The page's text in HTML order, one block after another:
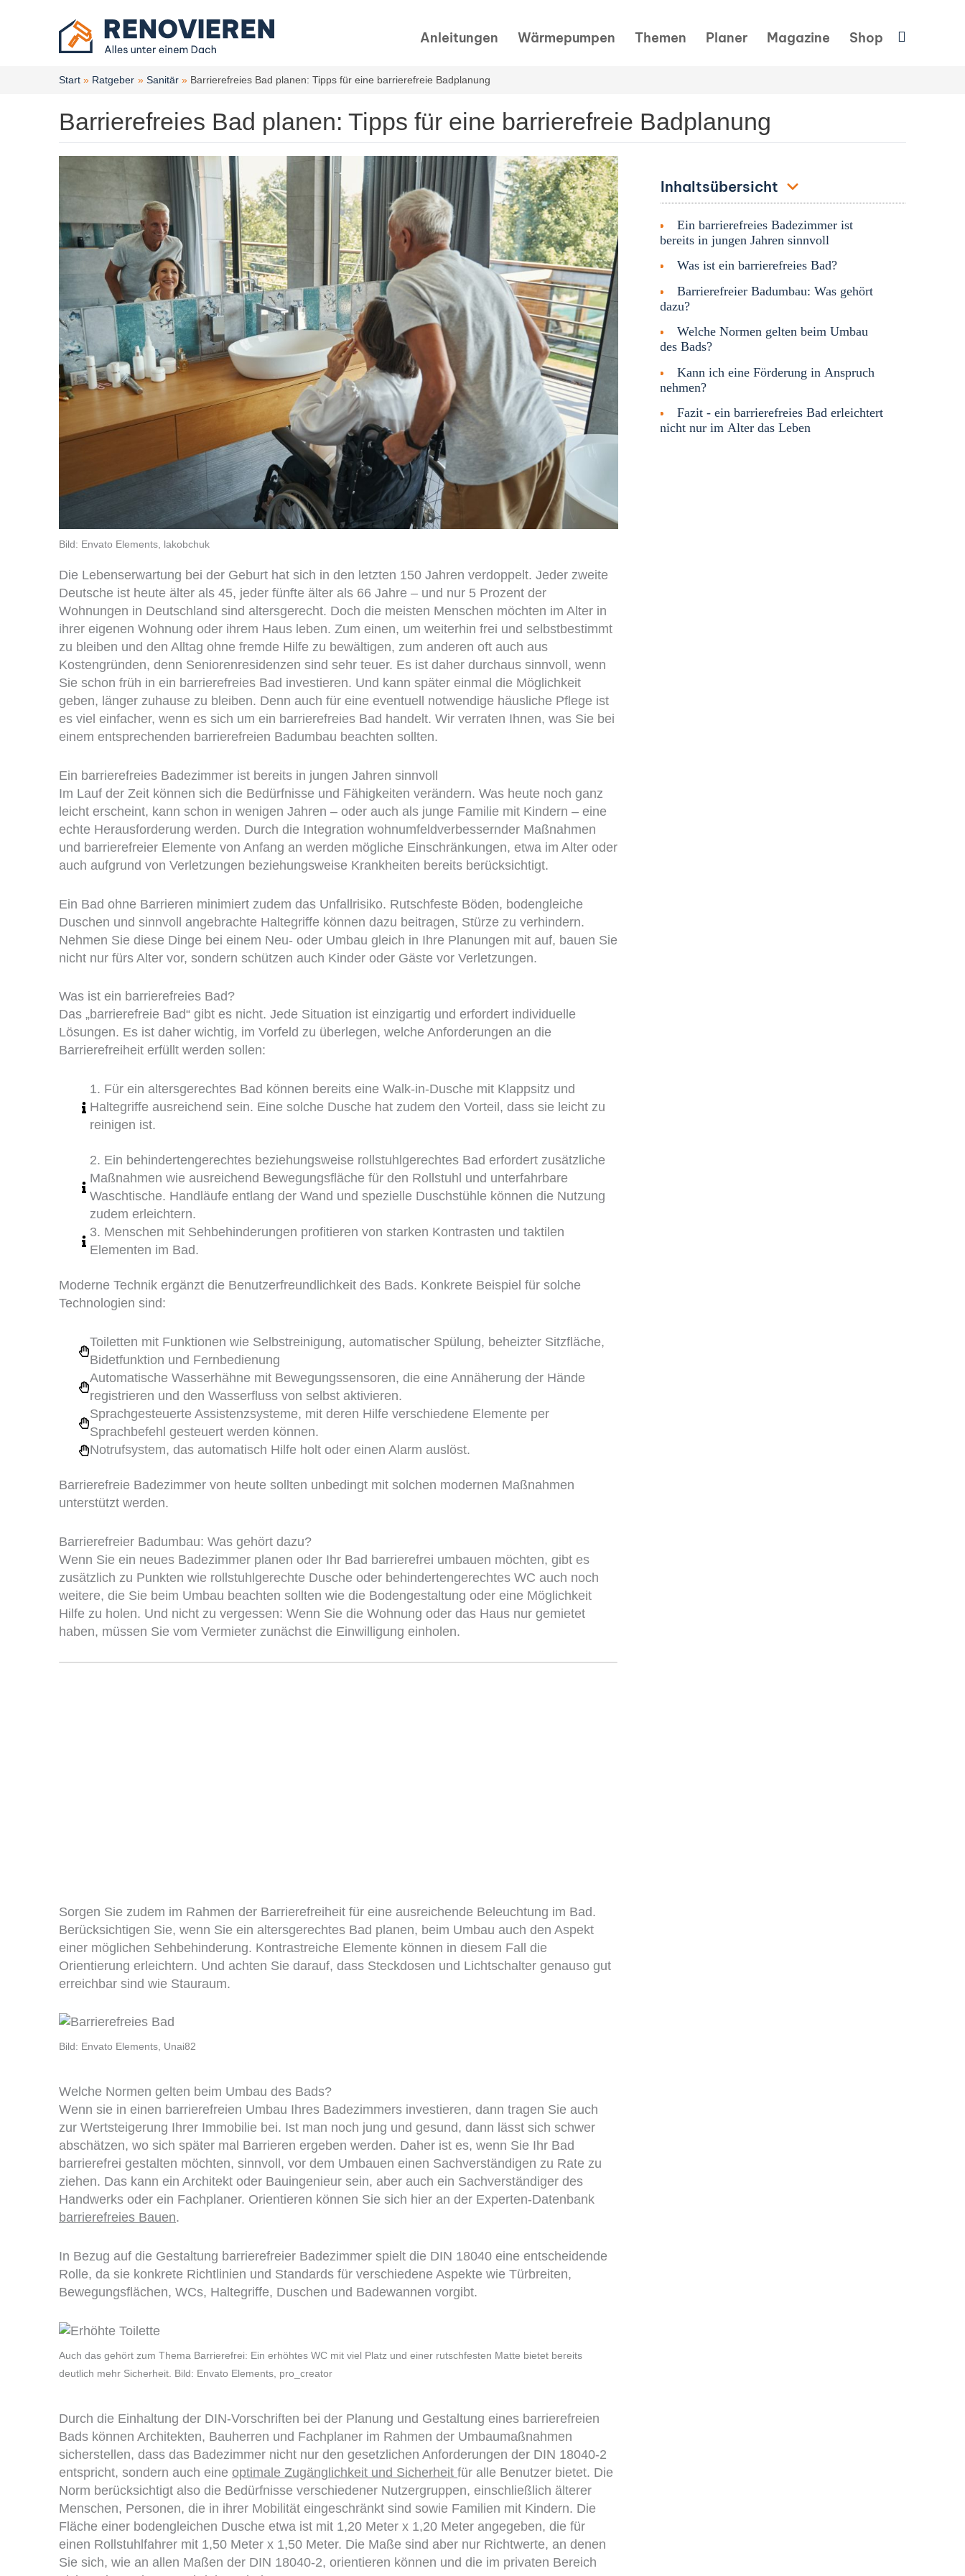
Anleitungen Wärmepumpen Themen Planer Magazine Shop Suchen
Start Ratgeber Sanitär Barrierefreies Bad planen: Tipps für eine barrierefreie Badplanung
Barrierefreies Bad planen: Tipps für eine barrierefreie Badplanung
Bild: Envato Elements, lakobchuk
Die Lebenserwartung bei der Geburt hat sich in den letzten 150 Jahren verdoppelt. Jeder zweite
Deutsche ist heute älter als 45, jeder fünfte älter als 66 Jahre – und nur 5 Prozent der
Wohnungen in Deutschland sind altersgerecht. Doch die meisten Menschen möchten im Alter in
ihrer eigenen Wohnung oder ihrem Haus leben. Zum einen, um weiterhin frei und selbstbestimmt
zu bleiben und den Alltag ohne fremde Hilfe zu bewältigen, zum anderen oft auch aus
Kostengründen, denn Seniorenresidenzen sind sehr teuer. Es ist daher durchaus sinnvoll, wenn
Sie schon früh in ein barrierefreies Bad investieren. Und kann später einmal die Möglichkeit
geben, länger zuhause zu bleiben. Denn auch für eine eventuell notwendige häusliche Pflege ist
es viel einfacher, wenn es sich um ein barrierefreies Bad handelt. Wir verraten Ihnen, was Sie bei
einem entsprechenden barrierefreien Badumbau beachten sollten.
Ein barrierefreies Badezimmer ist bereits in jungen Jahren sinnvoll
Im Lauf der Zeit können sich die Bedürfnisse und Fähigkeiten verändern. Was heute noch ganz
leicht erscheint, kann schon in wenigen Jahren – oder auch als junge Familie mit Kindern – eine
echte Herausforderung werden. Durch die Integration wohnumfeldverbessernder Maßnahmen
und barrierefreier Elemente von Anfang an werden mögliche Einschränkungen, etwa im Alter oder
auch aufgrund von Verletzungen beziehungsweise Krankheiten bereits berücksichtigt.
Ein Bad ohne Barrieren minimiert zudem das Unfallrisiko. Rutschfeste Böden, bodengleiche
Duschen und sinnvoll angebrachte Haltegriffe können dazu beitragen, Stürze zu verhindern.
Nehmen Sie diese Dinge bei einem Neu- oder Umbau gleich in Ihre Planungen mit auf, bauen Sie
nicht nur fürs Alter vor, sondern schützen auch Kinder oder Gäste vor Verletzungen.
Was ist ein barrierefreies Bad?
Das „barrierefreie Bad“ gibt es nicht. Jede Situation ist einzigartig und erfordert individuelle
Lösungen. Es ist daher wichtig, im Vorfeld zu überlegen, welche Anforderungen an die
Barrierefreiheit erfüllt werden sollen:
1. Für ein altersgerechtes Bad können bereits eine Walk-in-Dusche mit Klappsitz und
Haltegriffe ausreichend sein. Eine solche Dusche hat zudem den Vorteil, dass sie leicht zu
reinigen ist.
2. Ein behindertengerechtes beziehungsweise rollstuhlgerechtes Bad erfordert zusätzliche
Maßnahmen wie ausreichend Bewegungsfläche für den Rollstuhl und unterfahrbare
Waschtische. Handläufe entlang der Wand und spezielle Duschstühle können die Nutzung
zudem erleichtern.
3. Menschen mit Sehbehinderungen profitieren von starken Kontrasten und taktilen
Elementen im Bad.
Moderne Technik ergänzt die Benutzerfreundlichkeit des Bads. Konkrete Beispiel für solche
Technologien sind:
Toiletten mit Funktionen wie Selbstreinigung, automatischer Spülung, beheizter Sitzfläche,
Bidetfunktion und Fernbedienung
Automatische Wasserhähne mit Bewegungssensoren, die eine Annäherung der Hände
registrieren und den Wasserfluss von selbst aktivieren.
Sprachgesteuerte Assistenzsysteme, mit deren Hilfe verschiedene Elemente per
Sprachbefehl gesteuert werden können.
Notrufsystem, das automatisch Hilfe holt oder einen Alarm auslöst.
Barrierefreie Badezimmer von heute sollten unbedingt mit solchen modernen Maßnahmen
unterstützt werden.
Barrierefreier Badumbau: Was gehört dazu?
Wenn Sie ein neues Badezimmer planen oder Ihr Bad barrierefrei umbauen möchten, gibt es
zusätzlich zu Punkten wie rollstuhlgerechte Dusche oder behindertengerechtes WC auch noch
weitere, die Sie beim Umbau beachten sollten wie die Bodengestaltung oder eine Möglichkeit
Hilfe zu holen. Und nicht zu vergessen: Wenn Sie die Wohnung oder das Haus nur gemietet
haben, müssen Sie vom Vermieter zunächst die Einwilligung einholen.
Sorgen Sie zudem im Rahmen der Barrierefreiheit für eine ausreichende Beleuchtung im Bad.
Berücksichtigen Sie, wenn Sie ein altersgerechtes Bad planen, beim Umbau auch den Aspekt
einer möglichen Sehbehinderung. Kontrastreiche Elemente können in diesem Fall die
Orientierung erleichtern. Und achten Sie darauf, dass Steckdosen und Lichtschalter genauso gut
erreichbar sind wie Stauraum.
Bild: Envato Elements, Unai82
Welche Normen gelten beim Umbau des Bads?
Wenn sie in einen barrierefreien Umbau Ihres Badezimmers investieren, dann tragen Sie auch
zur Wertsteigerung Ihrer Immobilie bei. Ist man noch jung und gesund, dann lässt sich schwer
abschätzen, wo sich später mal Barrieren ergeben werden. Daher ist es, wenn Sie Ihr Bad
barrierefrei gestalten möchten, sinnvoll, vor dem Umbauen einen Sachverständigen zu Rate zu
ziehen. Das kann ein Architekt oder Bauingenieur sein, aber auch ein Sachverständiger des
Handwerks oder ein Fachplaner. Orientieren können Sie sich hier an der Experten-Datenbank
barrierefreies Bauen.
In Bezug auf die Gestaltung barrierefreier Badezimmer spielt die DIN 18040 eine entscheidende
Rolle, da sie konkrete Richtlinien und Standards für verschiedene Aspekte wie Türbreiten,
Bewegungsflächen, WCs, Haltegriffe, Duschen und Badewannen vorgibt.
Auch das gehört zum Thema Barrierefrei: Ein erhöhtes WC mit viel Platz und einer rutschfesten Matte bietet bereits
deutlich mehr Sicherheit. Bild: Envato Elements, pro_creator
Durch die Einhaltung der DIN-Vorschriften bei der Planung und Gestaltung eines barrierefreien
Bads können Architekten, Bauherren und Fachplaner im Rahmen der Umbaumaßnahmen
sicherstellen, dass das Badezimmer nicht nur den gesetzlichen Anforderungen der DIN 18040-2
entspricht, sondern auch eine optimale Zugänglichkeit und Sicherheit für alle Benutzer bietet. Die
Norm berücksichtigt also die Bedürfnisse verschiedener Nutzergruppen, einschließlich älterer
Menschen, Personen, die in ihrer Mobilität eingeschränkt sind sowie Familien mit Kindern. Die
Fläche einer bodengleichen Dusche etwa ist mit 1,20 Meter x 1,20 Meter angegeben, die für
einen Rollstuhlfahrer mit 1,50 Meter x 1,50 Meter. Die Maße sind aber nur Richtwerte, an denen
Sie sich, wie an allen Maßen der DIN 18040-2, orientieren können und die im privaten Bereich
Inhaltsübersicht
Ein barrierefreies Badezimmer ist
bereits in jungen Jahren sinnvoll
Was ist ein barrierefreies Bad?
Barrierefreier Badumbau: Was gehört
dazu?
Welche Normen gelten beim Umbau
des Bads?
Kann ich eine Förderung in Anspruch
nehmen?
Fazit - ein barrierefreies Bad erleichtert
nicht nur im Alter das Leben